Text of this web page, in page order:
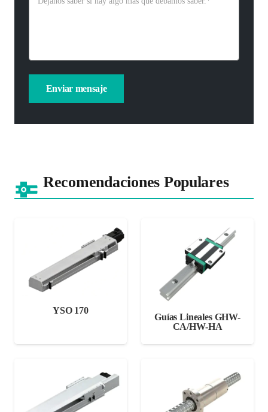
Recomendaciones Populares
YSO 170
Guías Lineales GHW-
CA/HW-HA